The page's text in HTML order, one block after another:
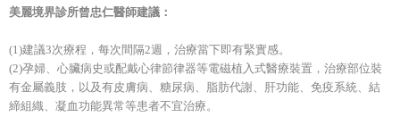
美麗境界診所曾忠仁醫師建議：
(1)建議3次療程，每次間隔2週，治療當下即有緊實感。
(2)孕婦、心臟病史或配戴心律節律器等電磁植入式醫療裝置，治療部位裝
有金屬義肢，以及有皮膚病、糖尿病、脂肪代謝、肝功能、免疫系統、結
締組織、凝血功能異常等患者不宜治療。